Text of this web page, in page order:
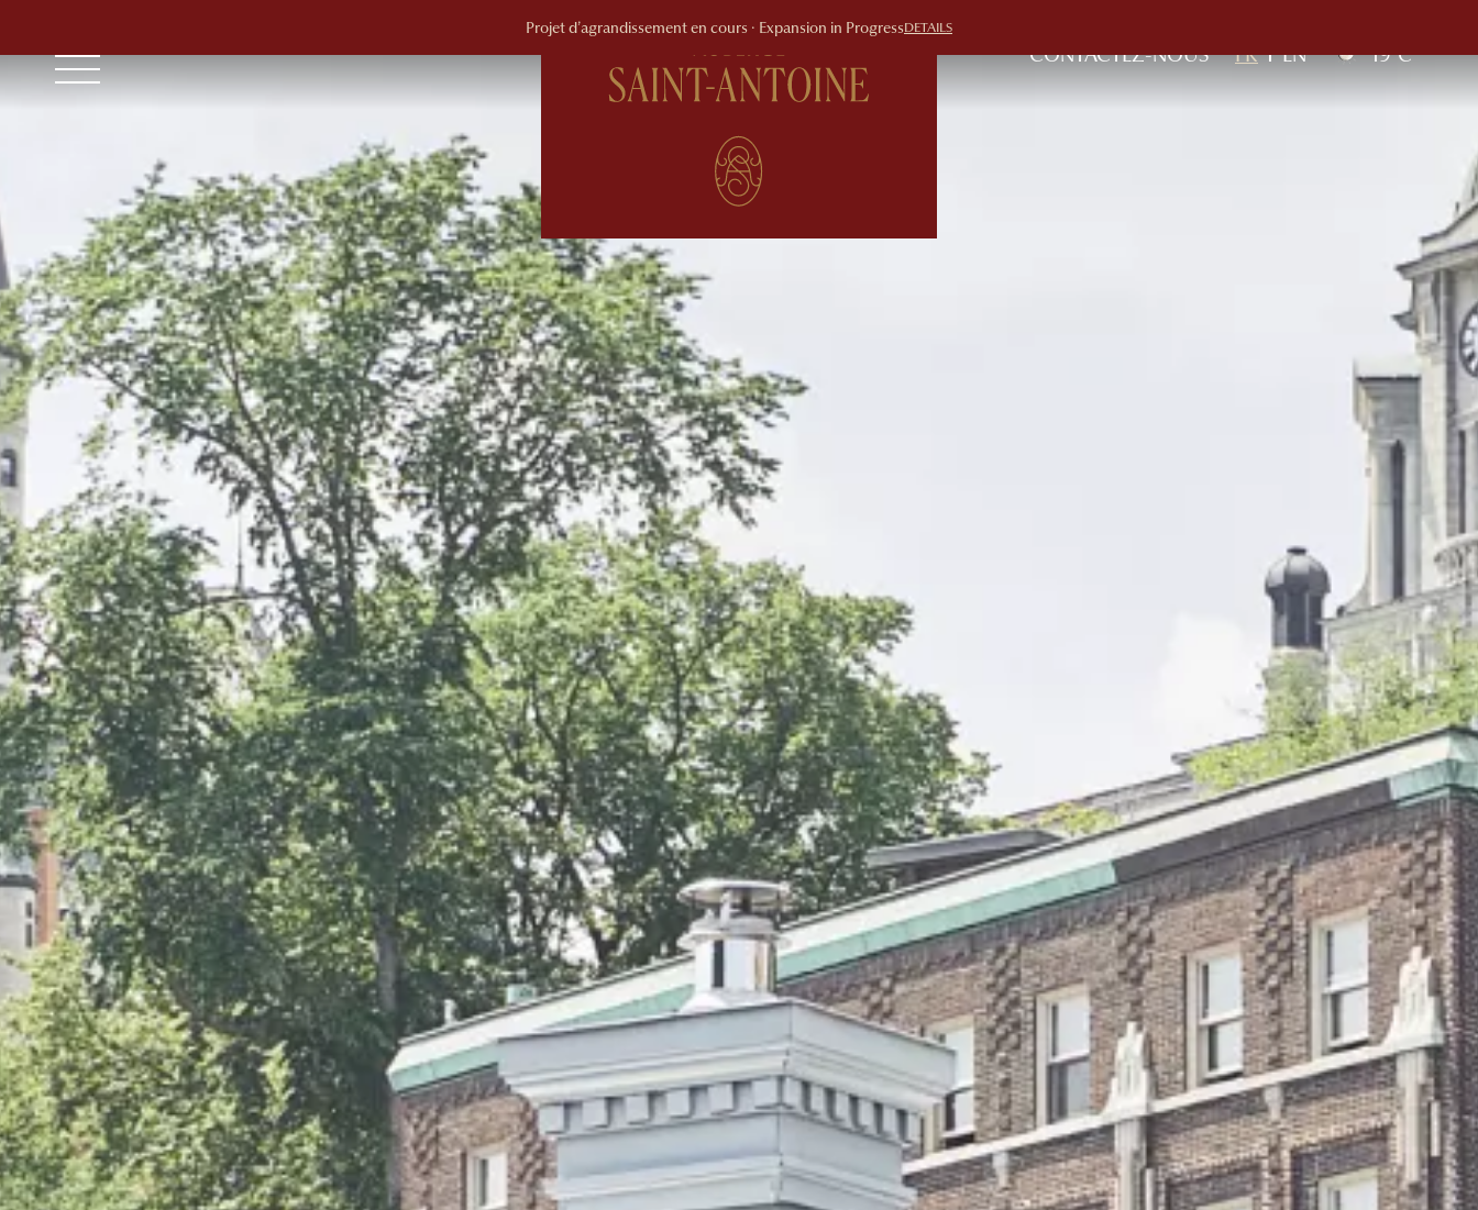
CONTACTEZ-NOUS EN
FR 19°C
Projet d’agrandissement en cours · Expansion in ProgressDETAILS